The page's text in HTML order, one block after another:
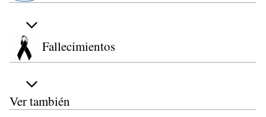
Fallecimientos
Ver también